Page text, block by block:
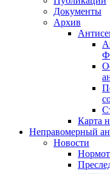
Документы
Архив
Карта
Неправомерный
Новости